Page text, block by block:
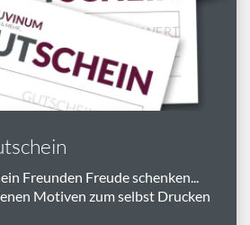
Pakete
Marken
Inspiration
Wissenswelt
Freunden Freude schenken...
Motiven zum selbst Drucken